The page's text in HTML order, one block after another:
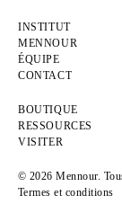
INSTITUT
MENNOUR
ÉQUIPE
CONTACT
BOUTIQUE
RESSOURCES
VISITER
© 2026 Mennour.
Termes et conditions